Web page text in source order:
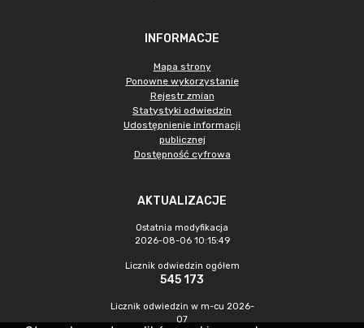
INFORMACJE
Mapa strony
Ponowne wykorzystanie
Rejestr zmian
Statystyki odwiedzin
Udostępnienie informacji
publicznej
Dostępność cyfrowa
AKTUALIZACJE
Ostatnia modyfikacja
2026-08-06 10:15:49
Licznik odwiedzin ogółem
545 173
Licznik odwiedzin w m-cu 2026-
07